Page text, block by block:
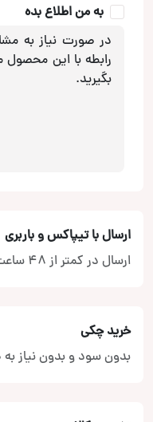
به من اطلاع بده
در صورت نیاز به
رابطه با این محصول
بگیرید.
ارسال با تیپاکس و باربری
ارسال در کمتر از 48 ساعت
خرید چکی
بدون سود و بدون نیاز